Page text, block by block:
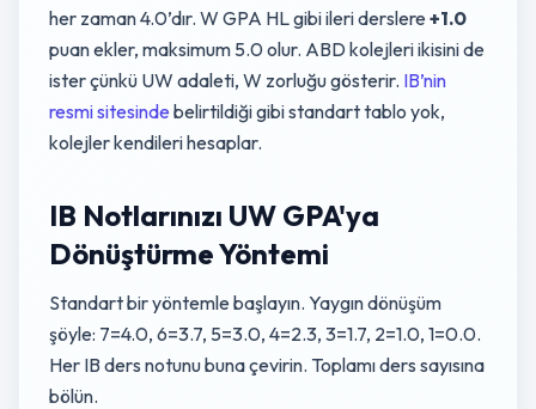
her zaman 4.0’dır. W GPA HL gibi ileri derslere+1.0
puan ekler, maksimum 5.0 olur. ABD kolejleri ikisini de
ister çünkü UW adaleti, W zorluğu gösterir. IB’nin
resmi sitesinde belirtildiği gibi standart tablo yok,
kolejler kendileri hesaplar.
IB Notlarınızı UW GPA'ya
Dönüştürme Yöntemi
Standart bir yöntemle başlayın. Yaygın dönüşüm
şöyle: 7=4.0, 6=3.7, 5=3.0, 4=2.3, 3=1.7, 2=1.0, 1=0.0.
Her IB ders notunu buna çevirin. Toplamı ders sayısına
bölün.